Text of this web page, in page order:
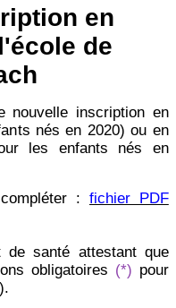
en
de
nouvelle inscription en
nés en 2020) ou en
les enfants nés en
: fichier PDF
de santé attestant que
obligatoires (*) pour